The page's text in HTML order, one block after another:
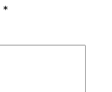
*